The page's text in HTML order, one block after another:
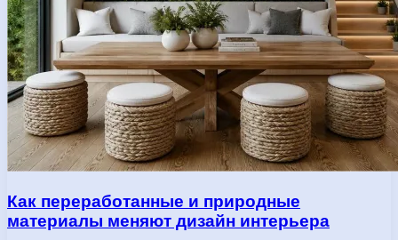
Как переработанные и природные
материалы меняют дизайн интерьера